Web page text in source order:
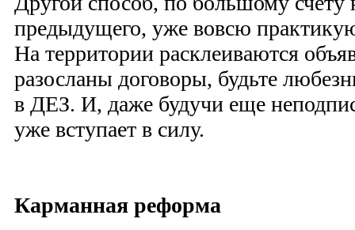
предыдущего, уже вовсю
На территории расклеиваются
разосланы договоры, будьте
в ДЕЗ. И, даже будучи еще
уже вступает в силу.
Карманная реформа